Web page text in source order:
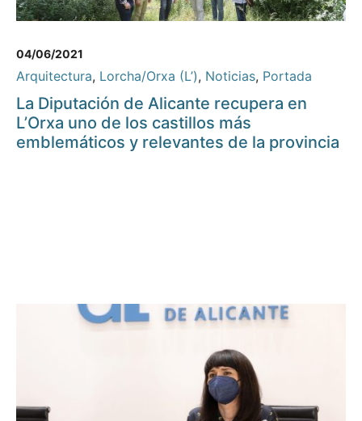
04/06/2021
Arquitectura, Lorcha/Orxa (L’), Noticias, Portada
La Diputación de Alicante recupera en
L’Orxa uno de los castillos más
emblemáticos y relevantes de la provincia